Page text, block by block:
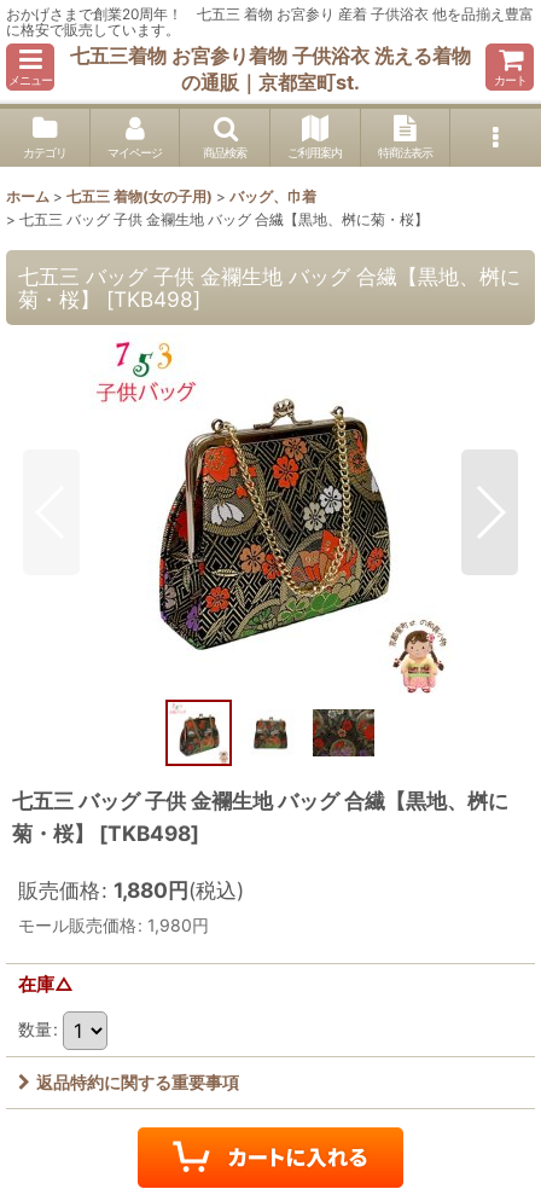
おかげさまで創業20周年！ 七五三 着物 お宮参り 産着 子供浴衣 他を品揃え豊富
に格安で販売しています。
メニュー
七五三着物 お宮参り着物 子供浴衣 洗える着物
の通販｜京都室町st.
カート
カテゴリ マイページ 商品検索 ご利用案内 特商法表示
ホーム > 七五三 着物(女の子用) > バッグ、巾着
> 七五三 バッグ 子供 金襴生地 バッグ 合繊【黒地、桝に菊・桜】
七五三 バッグ 子供 金襴生地 バッグ 合繊【黒地、桝に
菊・桜】
[TKB498]
七五三 バッグ 子供 金襴生地 バッグ 合繊【黒地、桝に
菊・桜】
[TKB498]
販売価格: 1,880円(税込)
モール販売価格: 1,980円
在庫△
数量:
返品特約に関する重要事項